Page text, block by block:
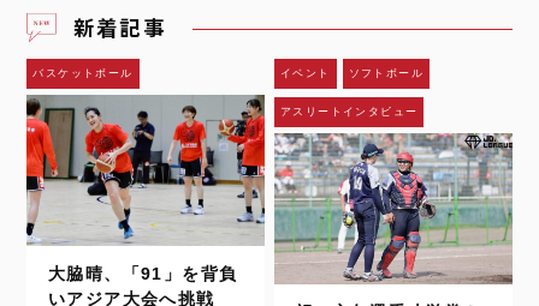
新着記事
バスケットボール
大脇晴、「91」を背負
いアジア大会へ挑戦
イベント ソフトボール
アスリートインタビュー